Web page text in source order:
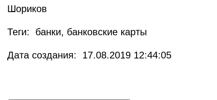
Шориков
Теги: банки, банковские карты
Дата создания: 17.08.2019 12:44:05